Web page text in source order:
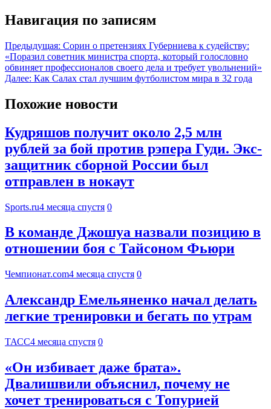
Навигация по записям
Предыдущая: Сорин о претензиях Губерниева к судейству:
«Поразил советник министра спорта, который голословно
обвиняет профессионалов своего дела и требует увольнений»
Далее: Как Салах стал лучшим футболистом мира в 32 года
Похожие новости
Кудряшов получит около 2,5 млн
рублей за бой против рэпера Гуди. Экс-
защитник сборной России был
отправлен в нокаут
Sports.ru4 месяца спустя 0
В команде Джошуа назвали позицию в
отношении боя с Тайсоном Фьюри
Чемпионат.com4 месяца спустя 0
Александр Емельяненко начал делать
легкие тренировки и бегать по утрам
ТАСС4 месяца спустя 0
«Он избивает даже брата».
Двалишвили объяснил, почему не
хочет тренироваться с Топурией